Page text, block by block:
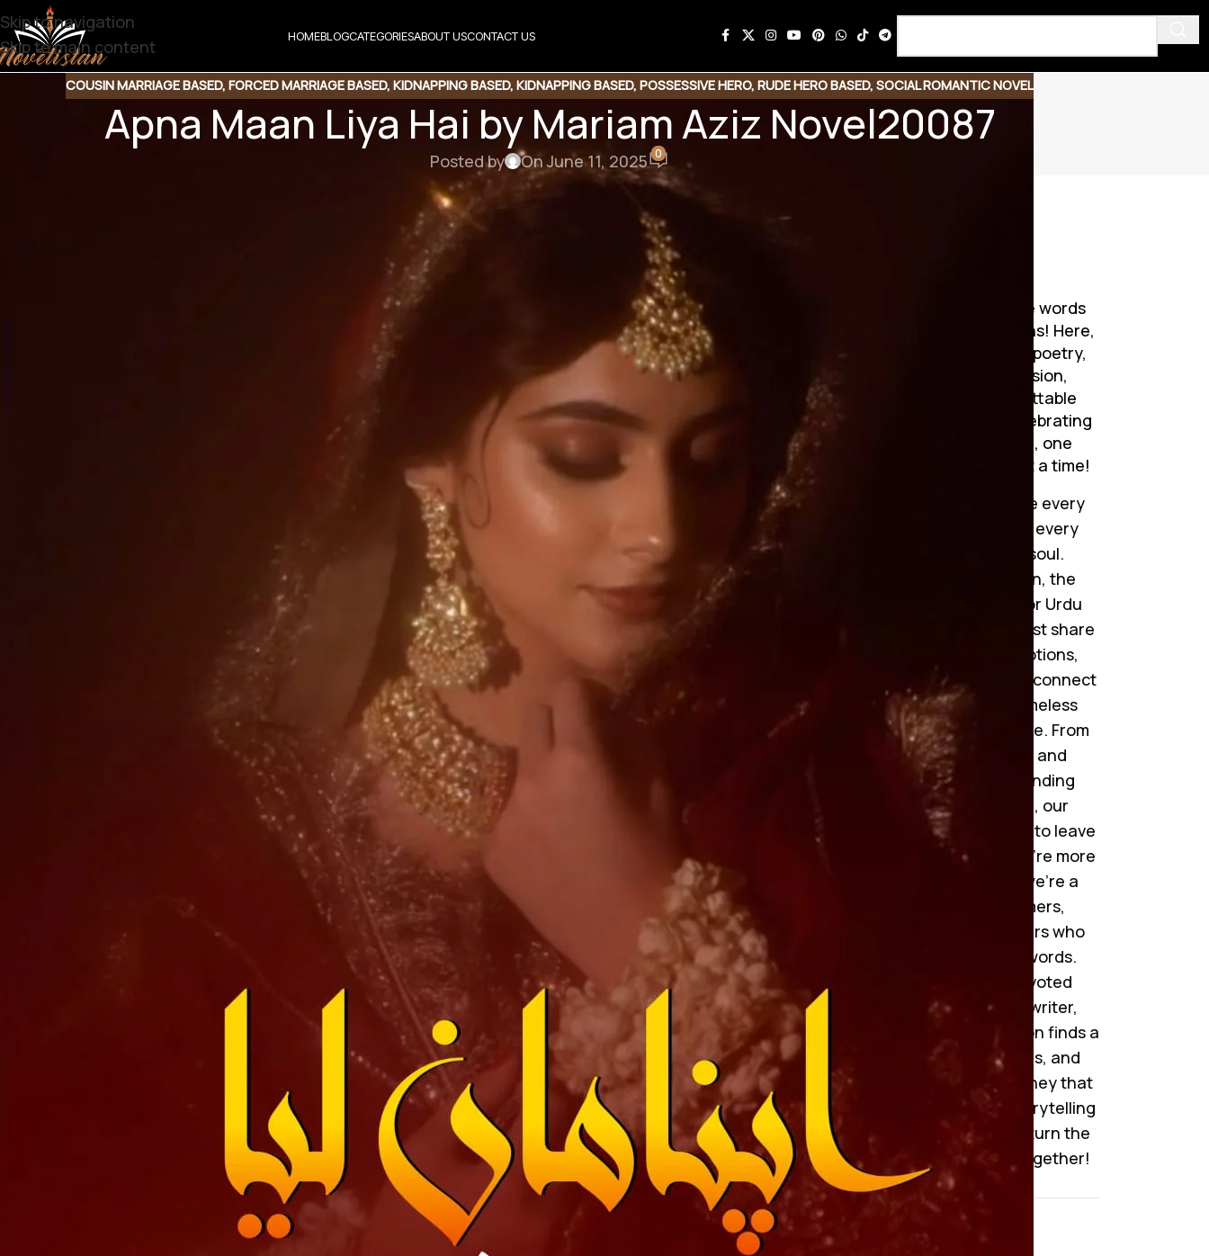
Skip to navigation
Skip to main content
HOMEBLOGCATEGORIESABOUT USCONTACT US
COUSIN MARRIAGE BASED, FORCED MARRIAGE BASED, KIDNAPPING BASED, KIDNAPPING BASED, POSSESSIVE HERO, RUDE HERO BASED, SOCIAL ROMANTIC NOVEL
Apna Maan Liya Hai by Mariam Aziz Novel20087
Posted by On June 11, 2025 0
Share this Novel
Share Link Copy Code
Apna Maan Liya Hai by Mariam Aziz
Force Marriage | Cousin Marriage | Possessive Hero | Kidnapping Based
مجھے گھر جاتا ہے ۔ “ٹھیک ہے۔ اجالا نے جھٹکے سے نظریں اٹھا کر اسے دماغ میں دیکھا ۔
“میرے پاس تمہارے لیے دو آپشن ہیں جس میں سے ایک تمہیں ہر صورت میں قبول کرنا ہے ۔
پہلا آپشن کے تم ابھی اور اسی وقت مجھ سے نکاح کروگی ؟
کچھ دیر کے لیے تو وہ بولنے کے قابل ہی نہیں رہی ۔ ” نہیں ۔ میں ایسا نہیں کر سکتی ۔
جیسی تمہاری مرضی میں نے آسان آپشن دیا تھا ایک اور آپشن بھی ہے میرے پاس تمہیں پسند تو نہیں آئے گا
لیکن مجبوری ہے ۔ ۔ ۔ کیونکہ میں اپنی بے عزتی معاف نہیں کر سکتا ۔ ۔۔۔
Download Link
Direct Download
Support Novelistan ❤️
Agar aap ko hamari free novels pasand aati hain aur aap hamari mehnat ki qadar karna chahte hain, to aap chhoti si
support / donation
kar sakte hain.
EasyPaisa / JazzCash
0309 1256788
Bank Transfer (UBL)
United Bank Limited
Discover a world where words
breathe life into emotions! Here,
Urdu novels unfold like poetry,
weaving tales of passion,
mystery, and unforgettable
journeys. Join me in celebrating
the art of storytelling, one
mesmerizing chapter at a time!
Step into a world where every
word tells a story, and every
story touches your soul.
Welcome to Novelistan, the
ultimate destination for Urdu
novel lovers. We don’t just share
novels; we weave emotions,
ignite imaginations, and connect
hearts through the timeless
beauty of Urdu literature. From
gripping tales of love and
betrayal to heart-pounding
suspense and drama, our
collection is handpicked to leave
you mesmerized. But we’re more
than just a website—we’re a
community of dreamers,
storytellers, and readers who
cherish the magic of words.
Whether you’re a devoted
reader or an aspiring writer,
here’s where your passion finds a
home. Join us, follow us, and
become a part of a journey that
celebrates the art of storytelling
like never before. Let’s turn the
pages of imagination together!